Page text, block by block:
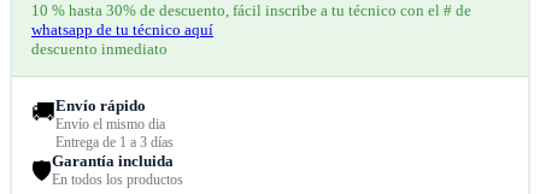
10 % hasta 30% de descuento, fácil inscribe a tu técnico con el # de
whatsapp de tu técnico aquí
descuento inmediato
🚚Envío rápido
Envío el mismo dia
Entrega de 1 a 3 días
🛡️Garantía incluida
En todos los productos